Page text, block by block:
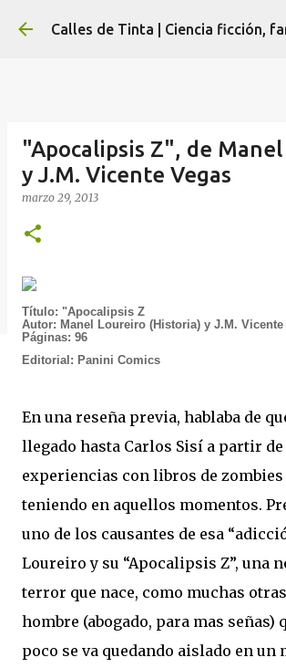
Ir al contenido principal
"Apocalipsis Z", de
y J.M. Vicente Vegas
marzo 29, 2013
Título: "Apocalipsis Z
Autor: Manel Loureiro (Historia) y J.M. Vicente
Páginas: 96
Editorial: Panini Comics
En una reseña previa, hablaba de
llegado hasta Carlos Sisí a partir de
experiencias con libros de zombies
teniendo en aquellos momentos.
uno de los causantes de esa
Loureiro y su “Apocalipsis Z”, una
terror que nace, como muchas
hombre (abogado, para mas señas)
poco se va quedando aislado en un